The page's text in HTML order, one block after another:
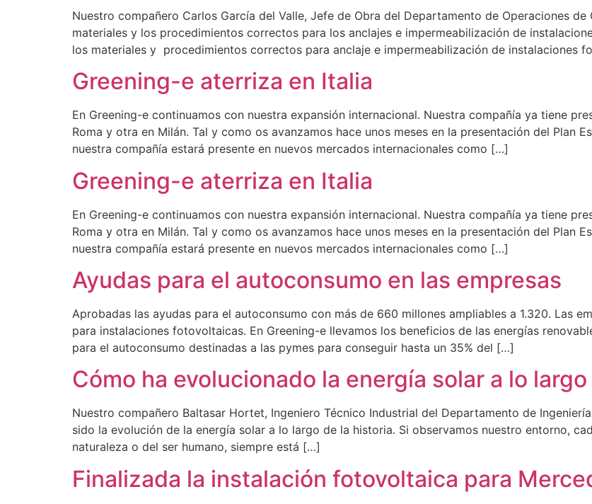
Nuestro compañero Carlos García del Valle, Jefe de Obra del Departamento de Operaciones
materiales y los procedimientos correctos para los anclajes e impermeabilización de
los materiales y procedimientos correctos para anclaje e impermeabilización de
Greening-e aterriza en Italia
En Greening-e continuamos con nuestra expansión internacional. Nuestra compañía ya tiene
Roma y otra en Milán. Tal y como os avanzamos hace unos meses en la presentación del Plan
nuestra compañía estará presente en nuevos mercados internacionales como […]
Greening-e aterriza en Italia
En Greening-e continuamos con nuestra expansión internacional. Nuestra compañía ya tiene
Roma y otra en Milán. Tal y como os avanzamos hace unos meses en la presentación del Plan
nuestra compañía estará presente en nuevos mercados internacionales como […]
Ayudas para el autoconsumo en las empresas
Aprobadas las ayudas para el autoconsumo con más de 660 millones ampliables a 1.320. Las
para instalaciones fotovoltaicas. En Greening-e llevamos los beneficios de las energías
para el autoconsumo destinadas a las pymes para conseguir hasta un 35% del […]
Cómo ha evolucionado la energía solar a lo
Nuestro compañero Baltasar Hortet, Ingeniero Técnico Industrial del Departamento de
sido la evolución de la energía solar a lo largo de la historia. Si observamos nuestro entorno,
naturaleza o del ser humano, siempre está […]
Finalizada la instalación fotovoltaica para